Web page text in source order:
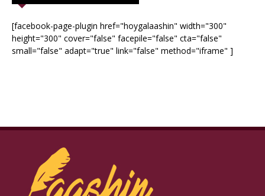
[facebook-page-plugin href="hoygalaashin" width="300"
height="300" cover="false" facepile="false" cta="false"
small="false" adapt="true" link="false" method="iframe" ]